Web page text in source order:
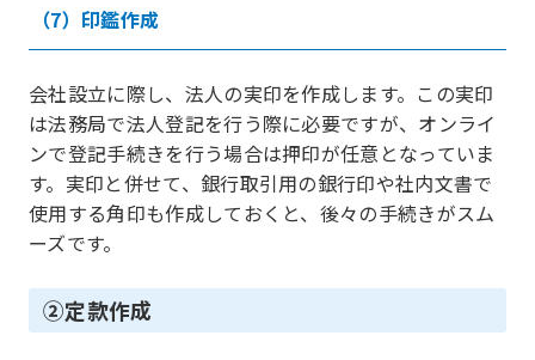
（7）印鑑作成
会社設立に際し、法人の実印を作成します。この実印
は法務局で法人登記を行う際に必要ですが、オンライ
ンで登記手続きを行う場合は押印が任意となっていま
す。実印と併せて、銀行取引用の銀行印や社内文書で
使用する角印も作成しておくと、後々の手続きがスム
ーズです。
②定款作成